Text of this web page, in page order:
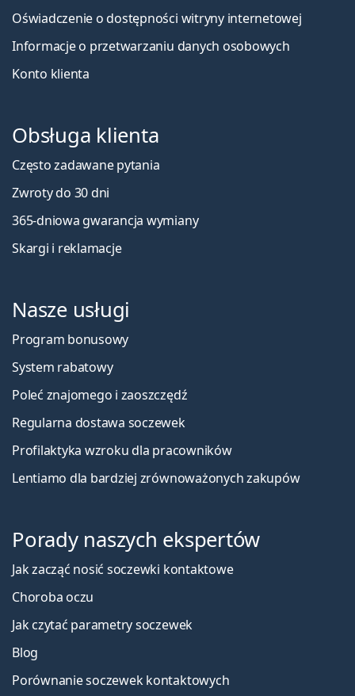
Oświadczenie o dostępności witryny internetowej
Informacje o przetwarzaniu danych osobowych
Konto klienta
Obsługa klienta
Często zadawane pytania
Zwroty do 30 dni
365-dniowa gwarancja wymiany
Skargi i reklamacje
Nasze usługi
Program bonusowy
System rabatowy
Poleć znajomego i zaoszczędź
Regularna dostawa soczewek
Profilaktyka wzroku dla pracowników
Lentiamo dla bardziej zrównoważonych zakupów
Porady naszych ekspertów
Jak zacząć nosić soczewki kontaktowe
Choroba oczu
Jak czytać parametry soczewek
Blog
Porównanie soczewek kontaktowych